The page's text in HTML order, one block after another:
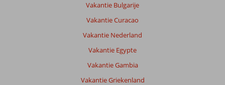
Vakantie Bulgarije
Vakantie Curacao
Vakantie Nederland
Vakantie Egypte
Vakantie Gambia
Vakantie Griekenland